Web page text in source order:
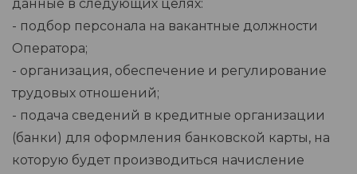
данные в следующих целях:
- подбор персонала на вакантные должности
Оператора;
- организация, обеспечение и регулирование
трудовых отношений;
- подача сведений в кредитные организации
(банки) для оформления банковской карты, на
которую будет производиться начисление